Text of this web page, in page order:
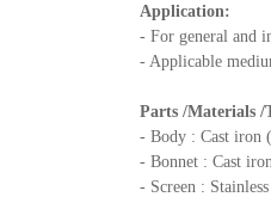
Application:
- For general and
- Applicable
Parts /Materials /
- Body : Cast iron
- Bonnet : Cast
- Screen :